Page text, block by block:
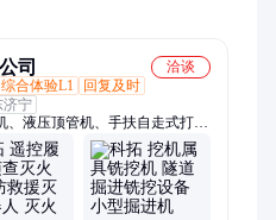
司
洽谈
综合体验L1
回复及时
济宁
、液压顶管机、手扶自走式打药
、车载式马路吹风机、水下清淤
机、推雪铲、扫雪滚刷、全自动
机、电动出土车、电动绳锯机、
式喷砂机、手持式喷砂机、全自